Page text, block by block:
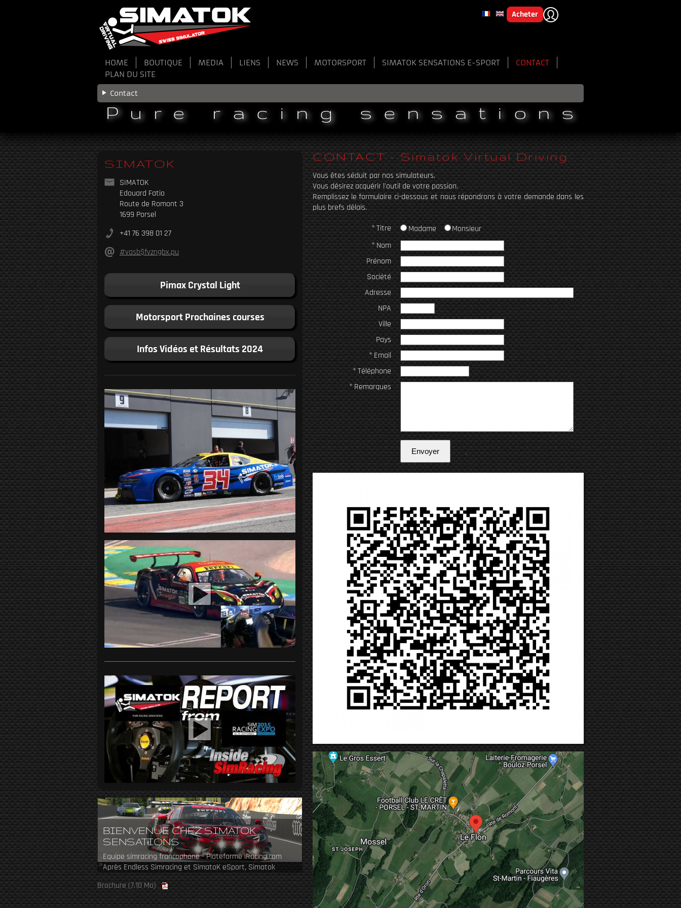
Acheter
HOME BOUTIQUE MEDIA LIENS NEWS MOTORSPORT SIMATOK SENSATIONS E-SPORT
CONTACT
PLAN DU SITE
Contact
Pure racing sensations
SIMATOK
SIMATOK
Edouard Fatio
Route de Romont 3
1699 Porsel
+41 76 398 01 27
#vasb$fvzngbx.pu
Pimax Crystal Light
Motorsport Prochaines courses
Infos Vidéos et Résultats 2024
BIENVENUE CHEZ SIMATOK
SENSATIONS
Equipe simracing francophone - Plateforme iRacing.com
Après Endless Simracing et SimatoK eSport, Simatok
revient en 2024 avec une nouvelle équipe.
Brochure(7.10 Mo)
CONTACT - Simatok Virtual Driving
Vous êtes séduit par nos simulateurs.
Vous désirez acquérir l'outil de votre passion.
Remplissez le formulaire ci-dessous et nous répondrons à votre demande dans les
plus brefs délais.
Titre
Madame
Monsieur
Nom
Prénom
Société
Adresse
NPA
Ville
Pays
Email
Téléphone
Remarques